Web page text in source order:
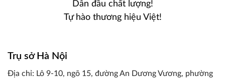
Dẫn đầu chất lượng!
Tự hào thương hiệu Việt!
Trụ sở Hà Nội
Địa chỉ: Lô 9-10, ngõ 15, đường An Dương Vương, phường